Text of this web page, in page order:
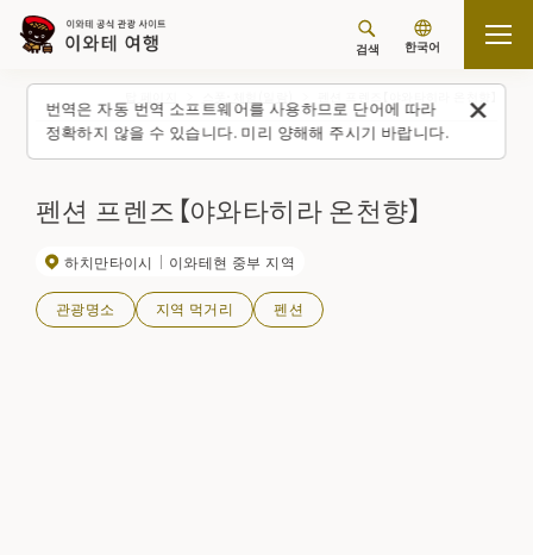
번역은 자동 번역 소프트웨어를 사용하므로 단어에 따라
정확하지 않을 수 있습니다. 미리 양해해 주시기 바랍니다.
검색 한국어
펜션 프렌즈【야와타히라 온천향】
하치만타이시 이와테현 중부 지역
관광명소 지역 먹거리 펜션